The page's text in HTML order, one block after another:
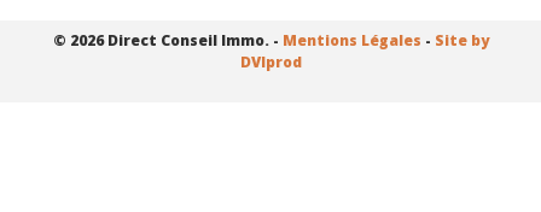
© 2026 Direct Conseil Immo. - Mentions Légales - Site by
DVIprod